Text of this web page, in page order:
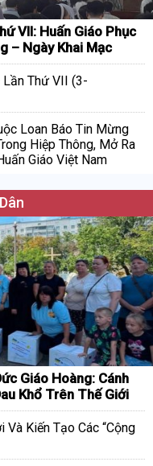
VII: Huấn Giáo Phục
– Ngày Khai Mạc
Lần Thứ VII (3-
Loan Báo Tin Mừng
Hiệp Thông, Mở Ra
Giáo Việt Nam
Giáo Hoàng: Cánh
Khổ Trên Thế Giới
Kiến Tạo Các “Cộng